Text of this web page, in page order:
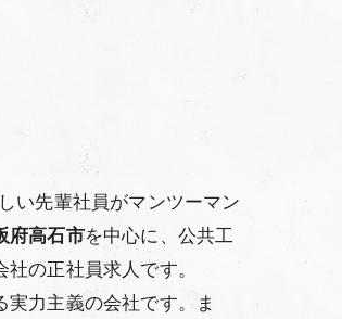
い先輩社員がマンツーマン
府高石市を中心に、公共工
の正社員求人です。
力主義の会社です。ま